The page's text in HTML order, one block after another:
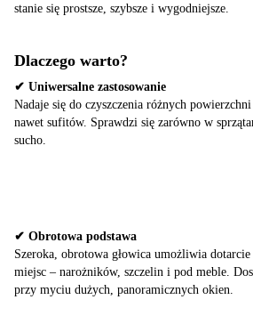
stanie się prostsze, szybsze i wygodniejsze.
Dlaczego warto?
✔ Uniwersalne zastosowanie
Nadaje się do czyszczenia różnych
nawet sufitów. Sprawdzi się zarówno w
sucho.
✔ Obrotowa podstawa
Szeroka, obrotowa głowica umożliwia
miejsc – narożników, szczelin i pod meble.
przy myciu dużych, panoramicznych okien.